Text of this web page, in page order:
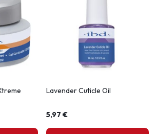
Lavender Cuticle Oil
5,97 €